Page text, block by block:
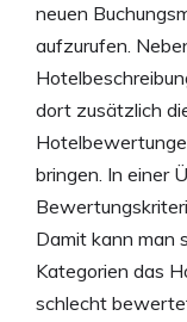
neuen
aufzurufen.
dort zusätzlich
bringen. In einer
Damit kann man
Kategorien das
schlecht